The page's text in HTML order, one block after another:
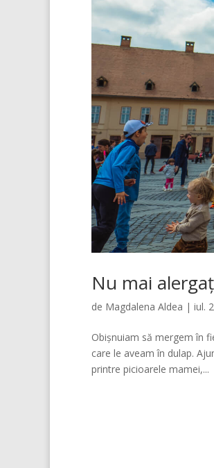
Nu mai
de Magdalena Aldea | iul.
Obișnuiam să mergem în
care le aveam în dulap.
printre picioarele mamei,...